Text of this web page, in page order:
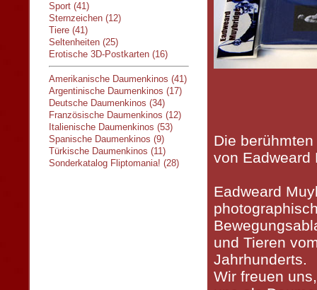
Sport (41)
Sternzeichen (12)
Tiere (41)
Seltenheiten (25)
Erotische 3D-Postkarten (16)
Amerikanische Daumenkinos (41)
Argentinische Daumenkinos (17)
Deutsche Daumenkinos (34)
Französische Daumenkinos (12)
Italienische Daumenkinos (53)
Spanische Daumenkinos (9)
Türkische Daumenkinos (11)
Sonderkatalog Fliptomania! (28)
Die
von Eadweard
Eadweard
und Tieren
Jahrhunderts.
Wir freuen